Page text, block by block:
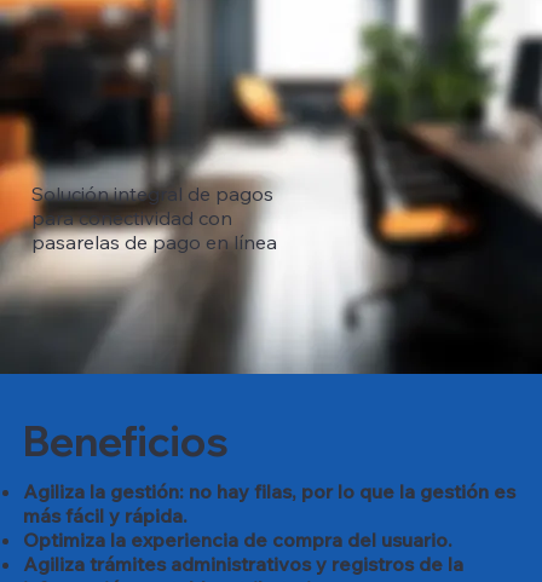
Solución integral de pagos
para conectividad con
pasarelas de pago en línea
Agiliza la gestión: no hay filas, por lo que la gestión es
más fácil y rápida.
Optimiza la experiencia de compra del usuario.
Agiliza trámites administrativos y registros de la
Beneficios